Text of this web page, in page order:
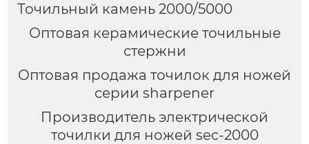
Точильный камень 2000/5000
Оптовая керамические точильные
стержни
Оптовая продажа точилок для ножей
серии sharpener
Производитель электрической
точилки для ножей sec-2000